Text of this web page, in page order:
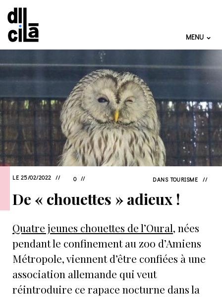
MENU
LE 25/02/2022 0 DANS TOURISME
De « chouettes » adieux !
Quatre jeunes chouettes de l’Oural, nées
pendant le confinement au zoo d’Amiens
Métropole, viennent d’être confiées à une
association allemande qui veut
réintroduire ce rapace nocturne dans la